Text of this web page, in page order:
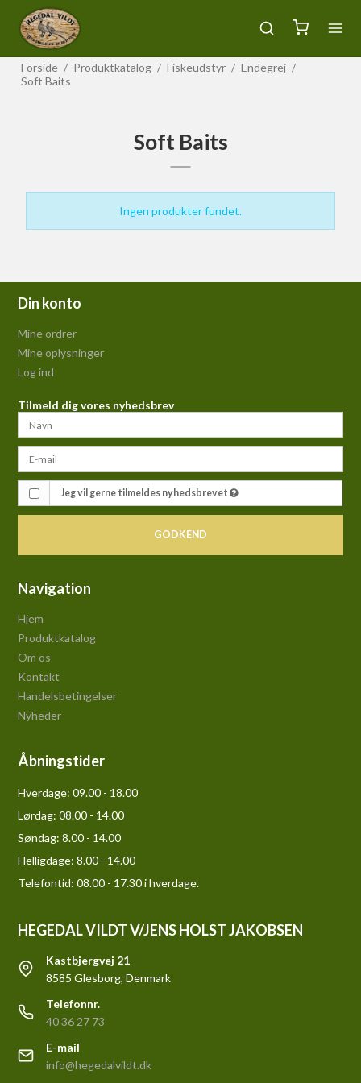
Forside / Produktkatalog / Fiskeudstyr / Endegrej /
Soft Baits
Soft Baits
Ingen produkter fundet.
Din konto
Mine ordrer
Mine oplysninger
Log ind
Tilmeld dig vores nyhedsbrev
Jeg vil gerne tilmeldes nyhedsbrevet
GODKEND
Navigation
Hjem
Produktkatalog
Om os
Kontakt
Handelsbetingelser
Nyheder
Åbningstider
Hverdage: 09.00 - 18.00
Lørdag: 08.00 - 14.00
Søndag: 8.00 - 14.00
Helligdage: 8.00 - 14.00
Telefontid: 08.00 - 17.30 i hverdage.
HEGEDAL VILDT V/JENS HOLST JAKOBSEN
Kastbjergvej 21
8585 Glesborg, Denmark
Telefonnr.
40 36 27 73
E-mail
info@hegedalvildt.dk